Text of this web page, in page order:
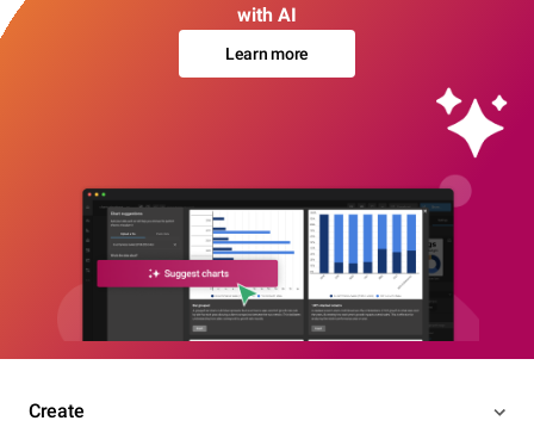
with AI
Learn more
Create